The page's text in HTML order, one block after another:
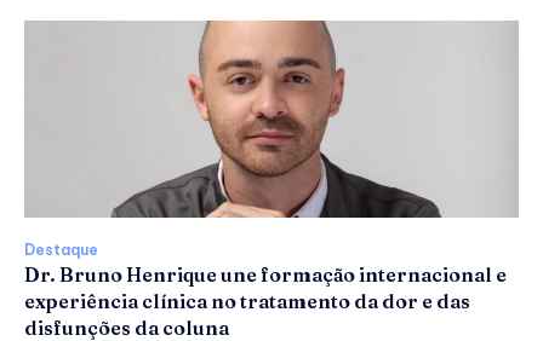
Destaque
Dr. Bruno Henrique une formação internacional e
experiência clínica no tratamento da dor e das
disfunções da coluna